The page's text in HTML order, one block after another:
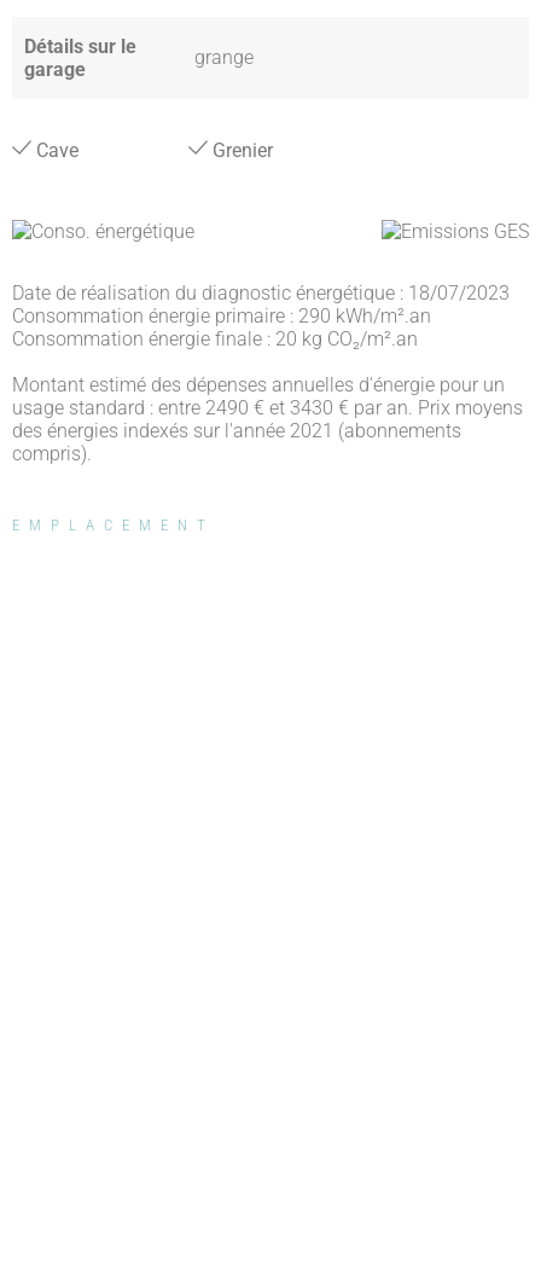
Détails sur le
garage
grange
Cave Grenier
Date de réalisation du diagnostic énergétique : 18/07/2023
Consommation énergie primaire : 290 kWh/m².an
Consommation énergie finale : 20 kg CO₂/m².an
Montant estimé des dépenses annuelles d'énergie pour un
usage standard : entre 2490 € et 3430 € par an. Prix moyens
des énergies indexés sur l'année 2021 (abonnements
compris).
EMPLACEMENT